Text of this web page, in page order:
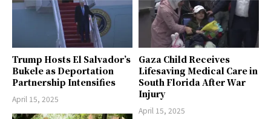
Trump Hosts El Salvador’s
Bukele as Deportation
Partnership Intensifies
April 15, 2025
Gaza Child Receives
Lifesaving Medical Care in
South Florida After War
Injury
April 15, 2025